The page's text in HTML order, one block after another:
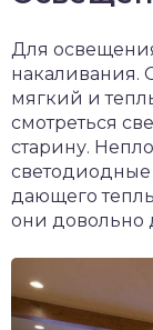
Для
накаливания.
мягкий и
смотреться
старину.
дающего
они довольно